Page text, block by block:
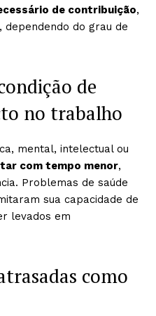
de contribuição,
dependendo do grau de
de
no trabalho
mental, intelectual ou
com tempo menor,
Problemas de saúde
sua capacidade de
levados em
como